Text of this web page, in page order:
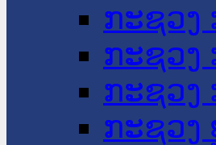
ກະຊວງ
ກະຊວງ
ກະຊວງ
ກະຊວງ